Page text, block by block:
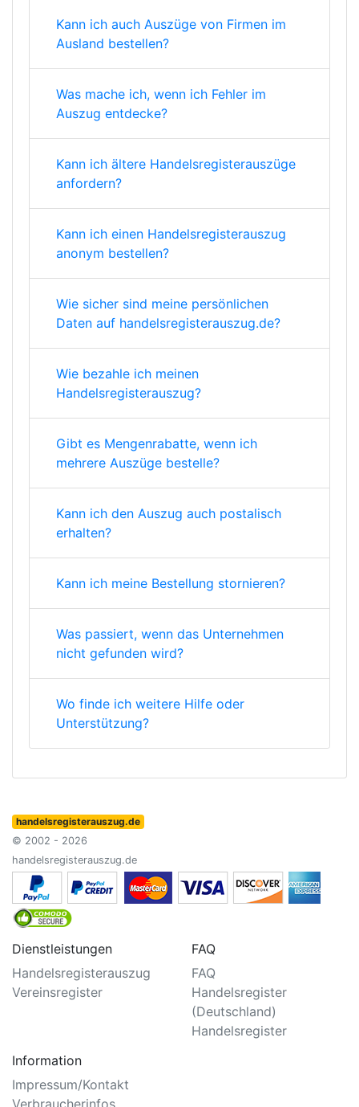
Kann ich auch Auszüge von Firmen im
Ausland bestellen?
Was mache ich, wenn ich Fehler im
Auszug entdecke?
Kann ich ältere Handelsregisterauszüge
anfordern?
Kann ich einen Handelsregisterauszug
anonym bestellen?
Wie sicher sind meine persönlichen
Daten auf handelsregisterauszug.de?
Wie bezahle ich meinen
Handelsregisterauszug?
Gibt es Mengenrabatte, wenn ich
mehrere Auszüge bestelle?
Kann ich den Auszug auch postalisch
erhalten?
Kann ich meine Bestellung stornieren?
Was passiert, wenn das Unternehmen
nicht gefunden wird?
Wo finde ich weitere Hilfe oder
Unterstützung?
handelsregisterauszug.de
© 2002 - 2026
handelsregisterauszug.de
Dienstleistungen
Handelsregisterauszug
Vereinsregister
FAQ
FAQ
Handelsregister
(Deutschland)
Handelsregister
Information
Impressum/Kontakt
Verbraucherinfos